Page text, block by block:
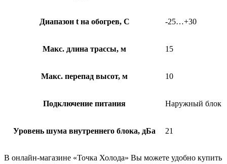
Диапазон t на обогрев, С -25…+30
Макс. длина трассы, м 15
Макс. перепад высот, м 10
Подключение питания Наружный блок
Уровень шума внутреннего блока, дБа 21
В онлайн-магазине «Точка Холода» Вы можете удобно купить